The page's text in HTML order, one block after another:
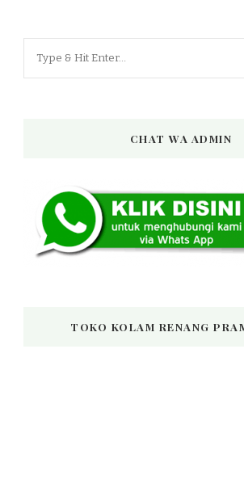
CHAT WA ADMIN
TOKO KOLAM RENANG